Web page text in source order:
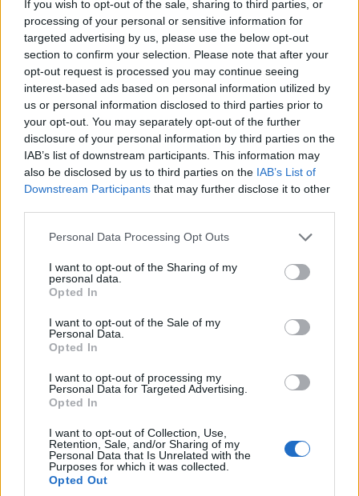
If you wish to opt-out of the sale, sharing to third parties, or
processing of your personal or sensitive information for
targeted advertising by us, please use the below opt-out
section to confirm your selection. Please note that after your
opt-out request is processed you may continue seeing
interest-based ads based on personal information utilized by
us or personal information disclosed to third parties prior to
your opt-out. You may separately opt-out of the further
disclosure of your personal information by third parties on the
IAB’s list of downstream participants. This information may
also be disclosed by us to third parties on the IAB’s List of
Downstream Participants that may further disclose it to other
Please note that this website/app uses one or more Google
not limited to your visit or usage behaviour. You may click to
grant or deny consent to Google and its third-party tags to
use your data for below specified purposes in below Google
consent section.
Personal Data Processing Opt Outs
I want to opt-out of the Sharing of my
personal data.
Opted In
I want to opt-out of the Sale of my
Personal Data.
Opted In
I want to opt-out of processing my
Personal Data for Targeted Advertising.
Opted In
I want to opt-out of Collection, Use,
Retention, Sale, and/or Sharing of my
Personal Data that Is Unrelated with the
Purposes for which it was collected.
Opted Out
Mercedes-Benz θα λανσάρει τις πρώτες υπηρεσίες
αμφίδρομης φόρτισης στη Γερμανία, τη Γαλλία και το
Ηνωμένο Βασίλειο, ενώ θα ακολουθήσουν και άλλες
αγορές. Η προσφορά MB.CHARGE Home θα συνδυάζει το
όχημα, το αμφίδρομο wallbox, “πράσινο” τιμολόγιο ρεύματος
και πρόσβαση στις αγορές ενέργειας. Στόχος είναι η μείωση
του κόστους νοικοκυριού και η ενίσχυση της σταθερότητας
του ηλεκτρικού δικτύου. Χάρη στον έξυπνο έλεγχο και μια
εφαρμογή για κινητά, τα οχήματα θα μπορούν όχι μόνο να
ηλεκτροδότησης. Έτσι, τα ηλεκτρικά αυτοκίνητα
μετατρέπονται σε ενεργές μονάδες αποθήκευσης ενέργειας,
συμβάλλοντας ουσιαστικά στην ενεργειακή μετάβαση.
Τα οφέλη της αμφίδρομης φόρτισης για τους πελάτες
επίπεδο ανεξαρτησίας, οικονομίας και βιωσιμότητας:
Αυτονομία & εφεδρική παροχή ρεύματος: μια τυπική
μπαταρία υψηλής τάσης Mercedes-Benz, χωρητικότητας
70–100 kWh, μπορεί να καλύψει πλήρως τις ανάγκες